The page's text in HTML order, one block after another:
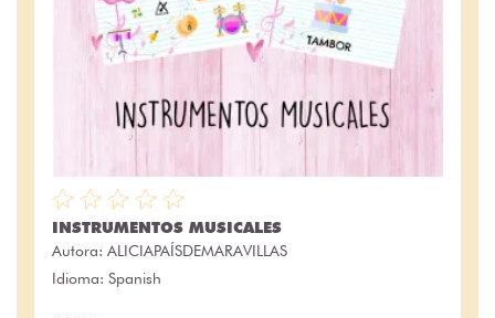
INSTRUMENTOS MUSICALES
Autora: ALICIAPAÍSDEMARAVILLAS
Idioma: Spanish